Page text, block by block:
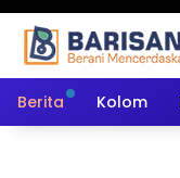
Berita Kolom